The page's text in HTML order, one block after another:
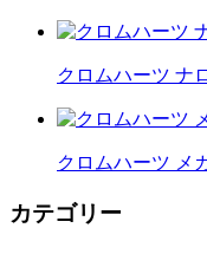
クロムハーツ ナ
クロムハーツ メ
カテゴリー